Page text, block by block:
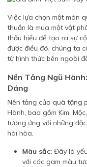
Việc lựa chọn một món
thuần là mua một vật
thấu hiểu để tạo ra sự
được điều đó, chúng ta
từ hình thức bên ngoài
Nền Tảng Ngũ
Dáng
Nền tảng của quà tặng
Hành, bao gồm Kim,
tương ứng với những
hài hòa.
Màu sắc: Đây là
với các gam màu